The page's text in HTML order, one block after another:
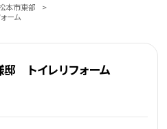
本市東部
>
ーム
トイレリフォーム